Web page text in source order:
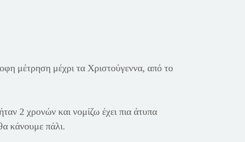
μέτρηση μέχρι τα Χριστούγεννα, από το
2 χρονών και νομίζω έχει πια άτυπα
κάνουμε πάλι.